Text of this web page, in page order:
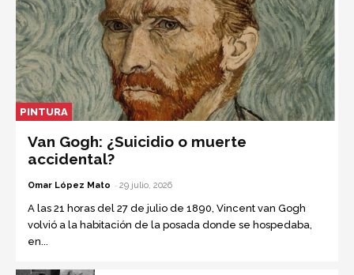
PINTURA
Van Gogh: ¿Suicidio o muerte
accidental?
Omar López Mato - 29 julio, 2026
A las 21 horas del 27 de julio de 1890, Vincent van Gogh
volvió a la habitación de la posada donde se hospedaba,
en...